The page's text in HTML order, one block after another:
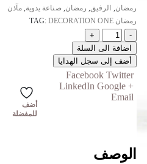
رمضان الرفيق رمضان ,صناعة يدوية ,مآذن
رمضان
TAG: DECORATION ONE
-
+
اضافة الى السلة
أضف إلى سجل الهدايا
Facebook Twitter
LinkedIn Google +
Email
أضف
للمفضلة
الوصف